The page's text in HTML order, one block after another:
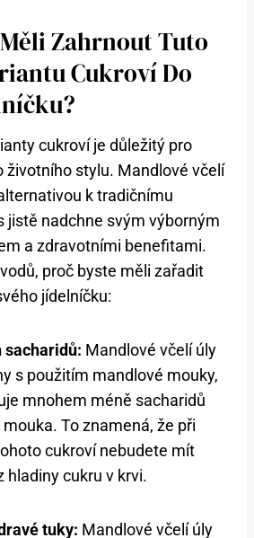
Zahrnout Tuto
Cukroví Do
cukroví je důležitý pro
životního stylu. Mandlové včelí
k tradičnímu
jistě nadchne svým výborným
a zdravotními benefitami.
proč byste měli zařadit
jídelníčku:
sacharidů: Mandlové včelí úly
s použitím mandlové mouky,
mnohem méně sacharidů
To znamená, že při
cukroví nebudete mít
hladiny cukru v krvi.
tuky: Mandlové včelí úly